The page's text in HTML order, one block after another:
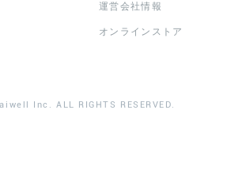
運営会社情報
オンラインストア
Inc. ALL RIGHTS RESERVED.